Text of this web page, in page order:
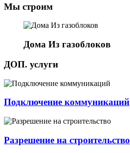
Мы строим
Дома Из газоблоков
ДОП. услуги
Подключение коммуникаций
Разрешение на строительство